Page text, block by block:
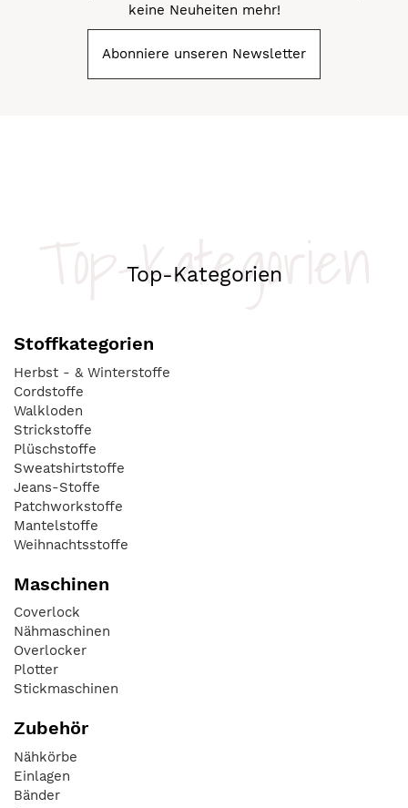
keine Neuheiten mehr!
Abonniere unseren Newsletter
Top-Kategorien
Top-Kategorien
Stoffkategorien
Herbst - & Winterstoffe
Cordstoffe
Walkloden
Strickstoffe
Plüschstoffe
Sweatshirtstoffe
Jeans-Stoffe
Patchworkstoffe
Mantelstoffe
Weihnachtsstoffe
Maschinen
Coverlock
Nähmaschinen
Overlocker
Plotter
Stickmaschinen
Zubehör
Nähkörbe
Einlagen
Bänder